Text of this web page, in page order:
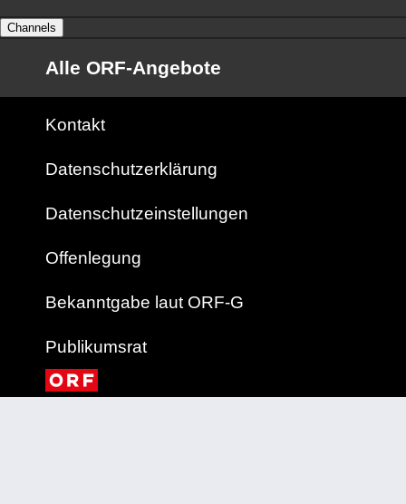
Channels
Alle ORF-Angebote
Kontakt
Datenschutzerklärung
Datenschutzeinstellungen
Offenlegung
Bekanntgabe laut ORF-G
Publikumsrat